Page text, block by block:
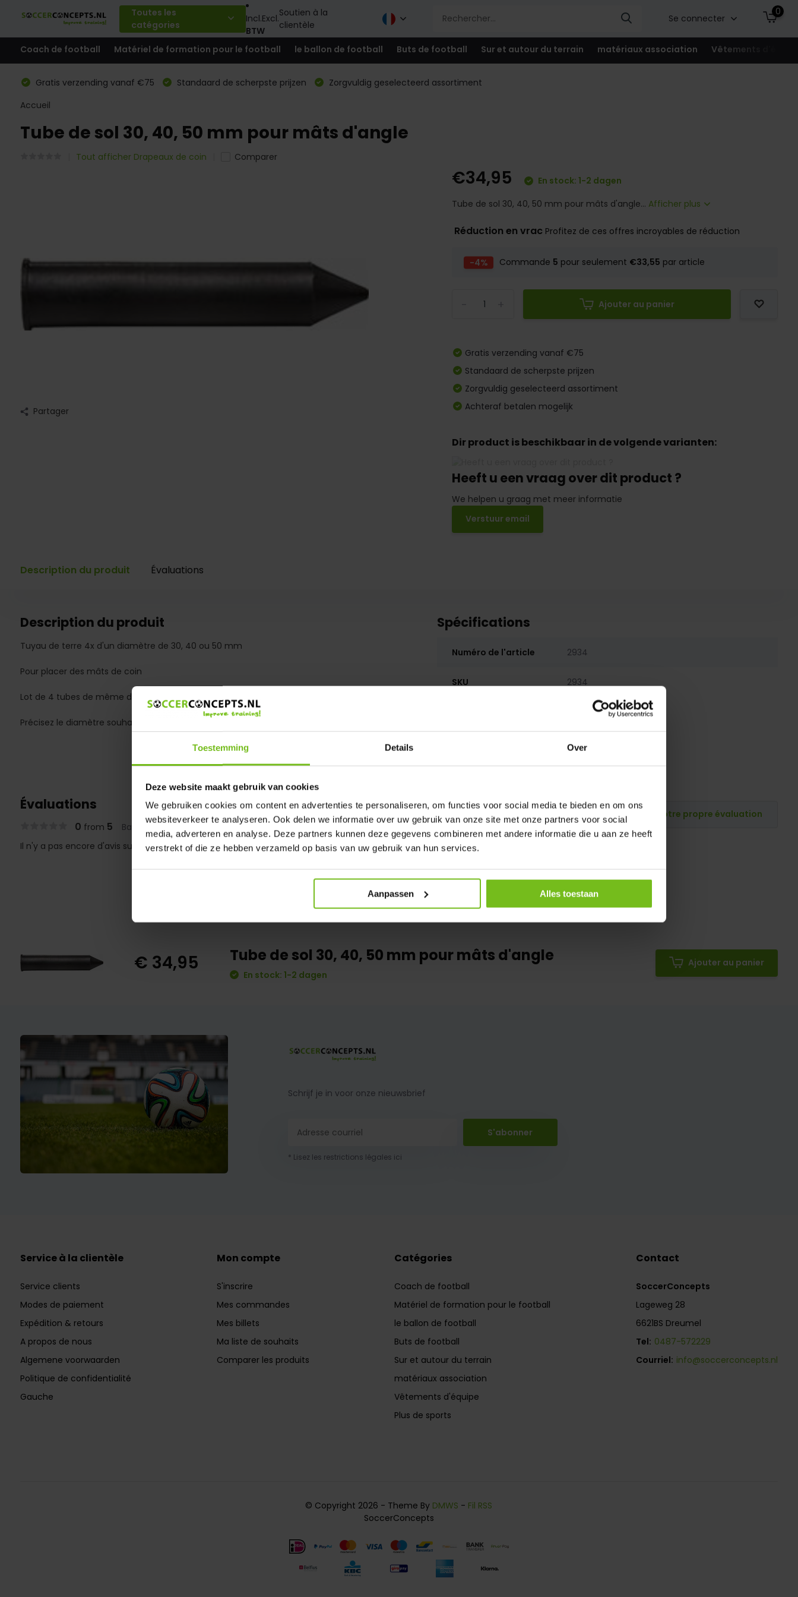
Toestemming Details Over
Deze website maakt gebruik van cookies
We gebruiken cookies om content en advertenties te personaliseren, om functies voor social media te bieden en om ons
websiteverkeer te analyseren. Ook delen we informatie over uw gebruik van onze site met onze partners voor social
media, adverteren en analyse. Deze partners kunnen deze gegevens combineren met andere informatie die u aan ze heeft
verstrekt of die ze hebben verzameld op basis van uw gebruik van hun services.
Aanpassen Alles toestaan
Toutes les
catégories
Incl.Excl.
BTW
Soutien à la
clientèle
Se connecter
0
Coach de football Matériel de formation pour le football le ballon de football Buts de football Sur et autour du terrain matériaux association Vêtements
Gratis verzending vanaf €75 Standaard de scherpste prijzen
Zorgvuldig geselecteerd assortiment
Accueil
Tube de sol 30, 40, 50 mm pour mâts d'angle
Tout afficher Drapeaux de coin Comparer
Partager
€34,95
En stock: 1-2 dagen
Tube de sol 30, 40, 50 mm pour mâts d'angle... Afficher plus
Réduction en vrac Profitez de ces offres incroyables de réduction
-4% Commande 5 pour seulement €33,55 par article
Ajouter au panier
Gratis verzending vanaf €75
Standaard de scherpste prijzen
Zorgvuldig geselecteerd assortiment
Achteraf betalen mogelijk
Dir product is beschikbaar in de volgende varianten:
Heeft u een vraag over dit product ?
We helpen u graag met meer informatie
Verstuur email
Description du produit Évaluations
Description du produit
Tuyau de terre 4x d'un diamètre de 30, 40 ou 50 mm
Pour placer des mâts de coin
Lot de 4 tubes de même diamètre
Précisez le diamètre souhaité dans le champ commentaires de votre commande
Spécifications
Numéro de l'article 2934
SKU 2934
Évaluations
0 from 5 Based on 0 reviews
Publiez votre propre évaluation
Il n'y a pas encore d'avis sur ce produit..
€ 34,95 Tube de sol 30, 40, 50 mm pour mâts d'angle
En stock: 1-2 dagen
Ajouter au panier
Schrijf je in voor onze nieuwsbrief
S'abonner
* Lisez les restrictions légales ici
Service à la clientèle
Service clients
Modes de paiement
Expédition & retours
A propos de nous
Algemene voorwaarden
Politique de confidentialité
Gauche
Mon compte
S'inscrire
Mes commandes
Mes billets
Ma liste de souhaits
Comparer les produits
Catégories
Coach de football
Matériel de formation pour le football
le ballon de football
Buts de football
Sur et autour du terrain
matériaux association
Vêtements d'équipe
Plus de sports
Contact
SoccerConcepts
Lageweg 28
6621BS Dreumel
Tel: 0487-572229
Courriel: info@soccerconcepts.nl
© Copyright 2026 - Theme By DMWS - Fil RSS
SoccerConcepts